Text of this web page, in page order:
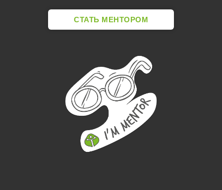
СТАТЬ МЕНТОРОМ